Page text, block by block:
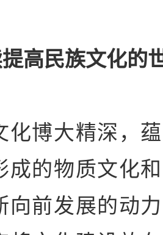
高民族文化的
博大精深，蕴
成的物质文化
向前发展的动